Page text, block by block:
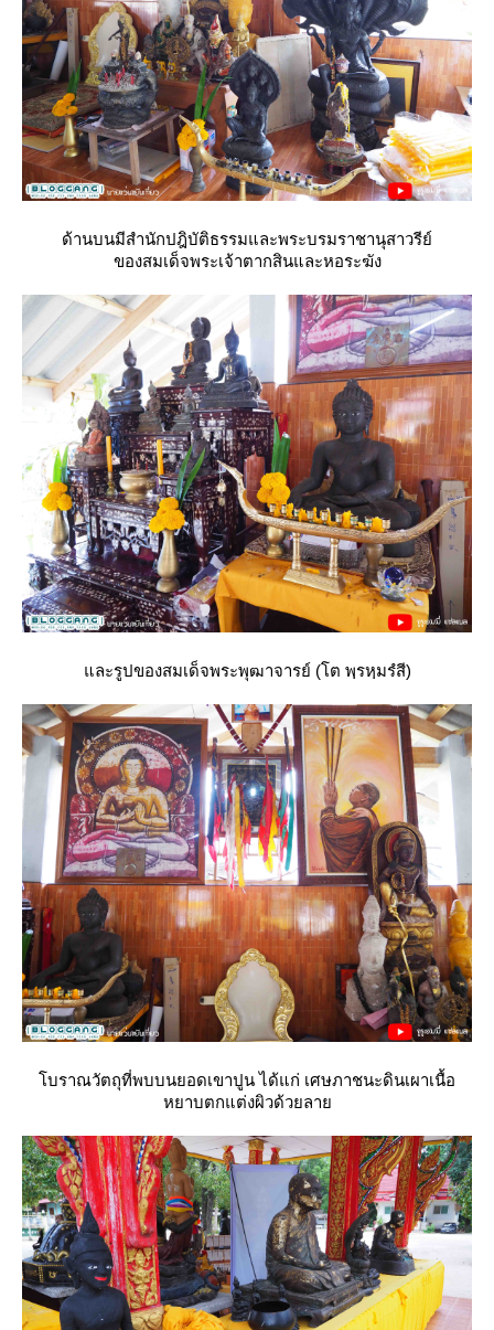
ด้านบนมีสำนักปฎิบัติธรรมและพระบรมราชานุสาวรีย์
ของสมเด็จพระเจ้าตากสินและหอระฆัง
ละรูปของสมเด็จพระพุฒาจารย์ (โต พฺรหฺมรํสี)
บราณวัตถุที่พบบนยอดเขาปูน ได้แก่ เศษภาชนะดินเผาเนื้อ
หยาบตกแต่งผิวด้วยลา